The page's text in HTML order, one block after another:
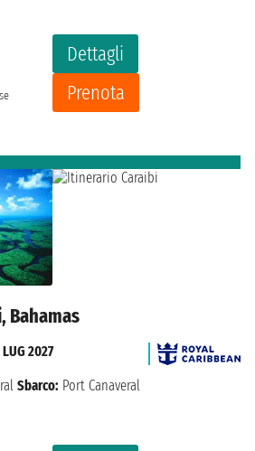
Dettagli
Prenota
Bahamas
2027
Sbarco: Port Canaveral